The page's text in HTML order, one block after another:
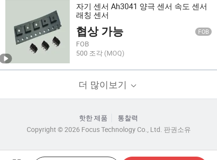
자기 센서 Ah3041 양극 센서 속도 센서
래칭 센서
협상 가능 FOB
FOB
500 조각 (MOQ)
더 많이보기
핫한 제품
통찰력
Copyright © 2026 Focus Technology Co., Ltd. 판권소유